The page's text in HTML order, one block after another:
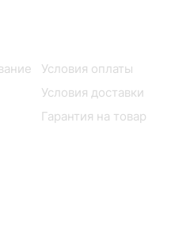
Условия оплаты
Условия доставки
Гарантия на товар